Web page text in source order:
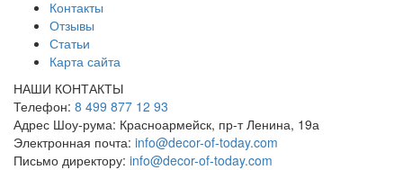
Контакты
Отзывы
Статьи
Карта сайта
НАШИ КОНТАКТЫ
Телефон: 8 499 877 12 93
Адрес Шоу-рума: Красноармейск, пр-т Ленина, 19а
Электронная почта: info@decor-of-today.com
Письмо директору: info@decor-of-today.com